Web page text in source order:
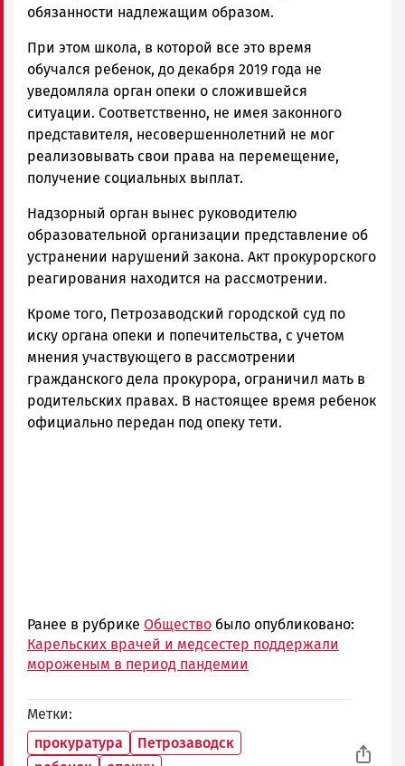
обязанности надлежащим образом.
При этом школа, в которой все это время
обучался ребенок, до декабря 2019 года не
уведомляла орган опеки о сложившейся
ситуации. Соответственно, не имея законного
представителя, несовершеннолетний не мог
реализовывать свои права на перемещение,
получение социальных выплат.
Надзорный орган вынес руководителю
образовательной организации представление об
устранении нарушений закона. Акт прокурорского
реагирования находится на рассмотрении.
Кроме того, Петрозаводский городской суд по
иску органа опеки и попечительства, с учетом
мнения участвующего в рассмотрении
гражданского дела прокурора, ограничил мать в
родительских правах. В настоящее время ребенок
официально передан под опеку тети.
Ранее в рубрике Общество было опубликовано:
Карельских врачей и медсестер поддержали
мороженым в период пандемии
Метки
прокуратура
Петрозаводск